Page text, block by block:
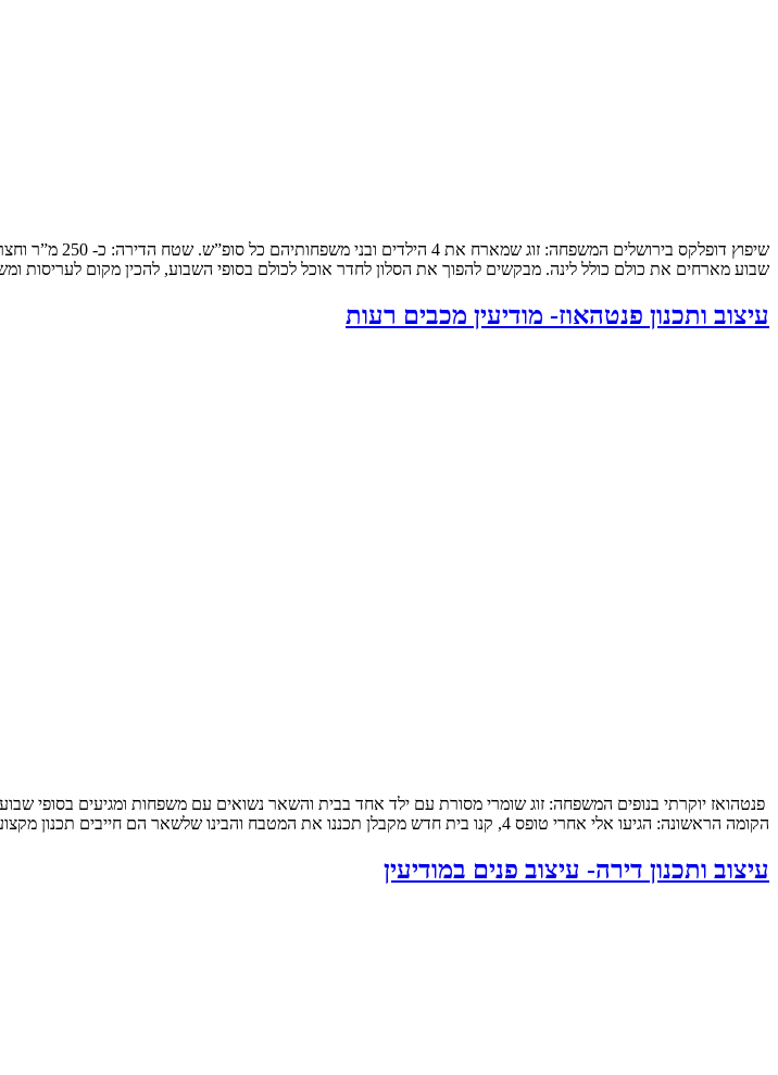
שיפוץ דופלקס
שבוע מארחים את כולם כולל לינה. מבקשים להפוך את הסלון לחדר אוכל לכולם בסופי השבוע, להכין מקום לעריסות
עיצוב ותכנון פנטהאוז- מודיעין מכבים רעות
הקומה הראשונה: הגיעו אלי אחרי טופס 4, קנו בית חדש מקבלן תכננו את המטבח והבינו שלשאר הם חייבים תכנון מקצועי, תכנון […]
עיצוב ותכנון דירה- עיצוב פנים במודיעין